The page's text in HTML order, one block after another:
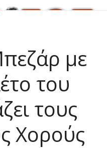
με
του
τους
Χορούς